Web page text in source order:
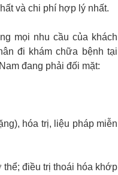
và chi phí hợp lý nhất.
mọi nhu cầu của khách
đi khám chữa bệnh tại
đang phải đối mặt:
hóa trị, liệu pháp miễn
thể; điều trị thoái hóa khớp